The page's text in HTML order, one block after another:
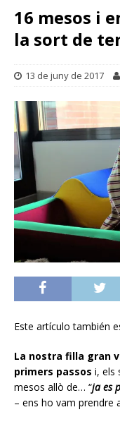
16 mesos i
la sort de
13 de juny de 2017
Este artículo también
La nostra filla gran
primers passos i, els
mesos allò de… “ja es
– ens ho vam prendre